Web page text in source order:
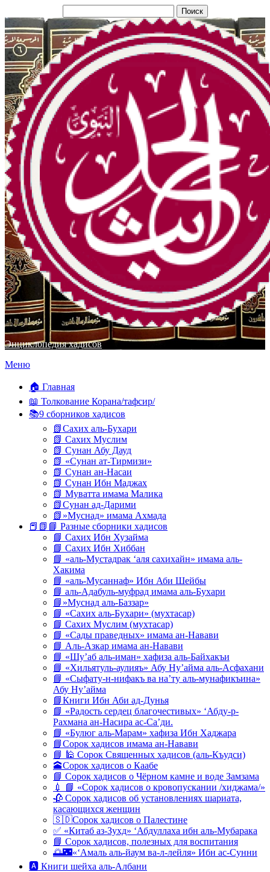
Энциклопедия хадисов
Перейти
содержимому
Меню
🏠 Главная
📖 Толкование Корана/тафсир/
📚9 сборников хадисов
📗Сахих аль-Бухари
📗 Сахих Муслим
📗 Сунан Абу Дауд
📗 «Сунан ат-Тирмизи»
📗 Сунан ан-Насаи
📗 Сунан Ибн Маджах
📗 Муватта имама Малика
📗Сунан ад-Дарими
📗»Муснад» имама Ахмада
📕📗📘 Разные сборники хадисов
📘 Сахих Ибн Хузайма
📘 Сахих Ибн Хиббан
📘 «аль-Мустадрак ‘аля сахихайн» имама аль-
Хакима
📘 «аль-Мусаннаф» Ибн Аби Шейбы
📘 аль-Адабуль-муфрад имама аль-Бухари
📘»Муснад аль-Баззар»
📘 «Сахих аль-Бухари» (мухтасар)
📘 Сахих Муслим (мухтасар)
📘 «Сады праведных» имама ан-Навави
📘 Аль-Азкар имама ан-Навави
📘 «Шу’аб аль-иман» хафиза аль-Байхакъи
📘 «Хильятуль-аулияъ» Абу Ну’айма аль-Асфахани
📘 «Сыфату-н-нифакъ ва на’ту аль-мунафикъина»
Абу Ну’айма
📘Книги Ибн Аби ад-Дунья
📘 «Радость сердец благочестивых» ‘Абду-р-
Рахмана ан-Насира ас-Са’ди.
📘 «Булюг аль-Марам» хафиза Ибн Хаджара
📘Сорок хадисов имама ан-Навави
📘 🕌 Сорок Священных хадисов (аль-Къудси)
🕋Сорок хадисов о Каабе
📘 Сорок хадисов о Чёрном камне и воде Замзама
💉 📘 «Сорок хадисов о кровопускании /хиджама/»
🥀 Сорок хадисов об установлениях шариата,
касающихся женщин
🇸🇩Сорок хадисов о Палестине
✅ «Китаб аз-Зухд» ‘Абдуллаха ибн аль-Мубарака
📘 Сорок хадисов, полезных для воспитания
🌅🌃«‘Амаль аль-йаум ва-л-лейля» Ибн ас-Сунни
🅰 Книги шейха аль-Албани